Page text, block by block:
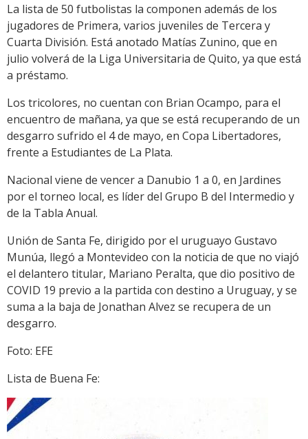
La lista de 50 futbolistas la componen además de los
jugadores de Primera, varios juveniles de Tercera y
Cuarta División. Está anotado Matías Zunino, que en
julio volverá de la Liga Universitaria de Quito, ya que está
a préstamo.
Los tricolores, no cuentan con Brian Ocampo, para el
encuentro de mañana, ya que se está recuperando de un
desgarro sufrido el 4 de mayo, en Copa Libertadores,
frente a Estudiantes de La Plata.
Nacional viene de vencer a Danubio 1 a 0, en Jardines
por el torneo local, es líder del Grupo B del Intermedio y
de la Tabla Anual.
Unión de Santa Fe, dirigido por el uruguayo Gustavo
Munúa, llegó a Montevideo con la noticia de que no viajó
el delantero titular, Mariano Peralta, que dio positivo de
COVID 19 previo a la partida con destino a Uruguay, y se
suma a la baja de Jonathan Alvez se recupera de un
desgarro.
Foto: EFE
Lista de Buena Fe: